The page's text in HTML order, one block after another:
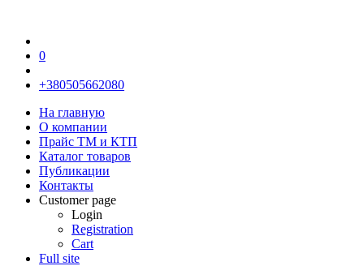
0
+380505662080
На главную
О компании
Прайс TM и КТП
Каталог товаров
Публикации
Контакты
Customer page
Login
Registration
Cart
Full site